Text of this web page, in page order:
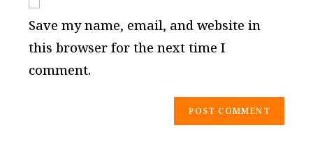
URL
(optional)
Save my name, email, and website in
this browser for the next time I
comment.